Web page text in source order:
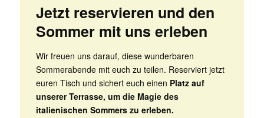
Jetzt reservieren und den
Sommer mit uns erleben
Wir freuen uns darauf, diese wunderbaren
Sommerabende mit euch zu teilen. Reserviert jetzt
euren Tisch und sichert euch einen Platz auf
unserer Terrasse, um die Magie des
italienischen Sommers zu erleben.